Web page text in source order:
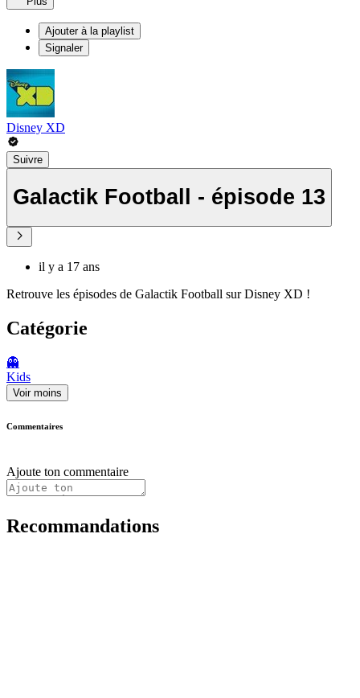
Ajouter à la playlist
Signaler
Disney XD
Suivre
Galactik Football - épisode 13
il y a 17 ans
Retrouve les épisodes de Galactik Football sur Disney XD !
Catégorie
👻
Kids
Voir moins
Commentaires
Ajoute ton commentaire
Recommandations